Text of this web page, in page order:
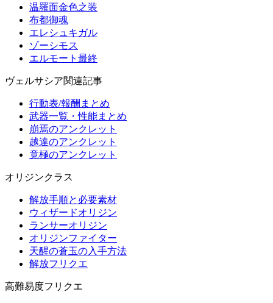
温羅面金色之装
布都御魂
エレシュキガル
ゾーシモス
エルモート最終
ヴェルサシア関連記事
行動表/報酬まとめ
武器一覧・性能まとめ
崩焉のアンクレット
越達のアンクレット
竟極のアンクレット
オリジンクラス
解放手順と必要素材
ウィザードオリジン
ランサーオリジン
オリジンファイター
天醒の蒼玉の入手方法
解放フリクエ
高難易度フリクエ